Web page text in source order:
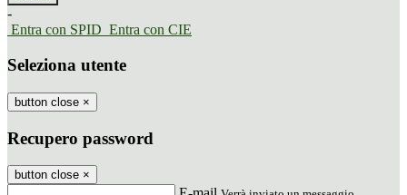
-
Entra con SPID Entra con CIE
Seleziona utente
button close ×
Recupero password
button close ×